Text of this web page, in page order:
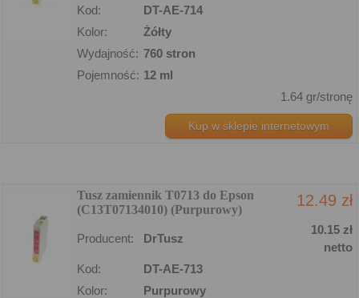
Kod:
DT-AE-714
Kolor:
Żółty
Wydajność: 760 stron
Pojemność: 12 ml
1.64 gr/stronę
Kup w sklepie internetowym
Tusz zamiennik T0713 do Epson
(C13T07134010) (Purpurowy)
12.49 zł
Producent: DrTusz
10.15 zł
netto
Kod:
DT-AE-713
Kolor:
Purpurowy